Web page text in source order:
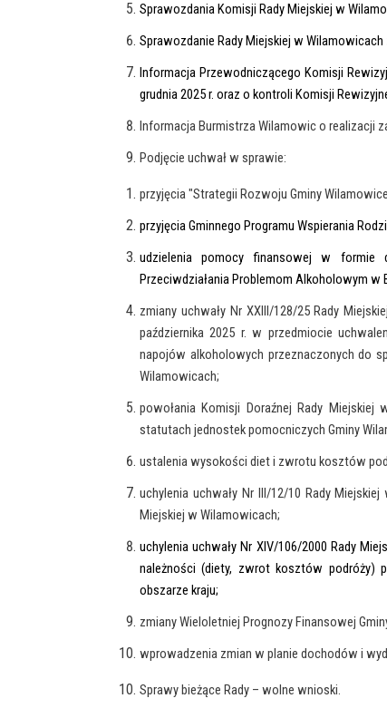
Sprawozdania Komisji Rady Miejskiej w
Sprawozdanie Rady Miejskiej w Wilamowicach
Informacja Przewodniczącego Komisji
grudnia 2025 r. oraz o kontroli Komisji
Informacja Burmistrza Wilamowic o realizacji
Podjęcie uchwał w sprawie:
przyjęcia "Strategii Rozwoju Gminy
przyjęcia Gminnego Programu Wspierania
udzielenia pomocy finansowej w formie
Przeciwdziałania Problemom Alkoholowym w
zmiany uchwały Nr XXIII/128/25 Rady
października 2025 r. w przedmiocie
napojów alkoholowych przeznaczonych do
Wilamowicach;
powołania Komisji Doraźnej Rady
statutach jednostek pomocniczych Gminy
ustalenia wysokości diet i zwrotu kosztów
uchylenia uchwały Nr III/12/10 Rady
Miejskiej w Wilamowicach;
uchylenia uchwały Nr XIV/106/2000 Rady
należności (diety, zwrot kosztów podróży)
obszarze kraju;
zmiany Wieloletniej Prognozy Finansowej
wprowadzenia zmian w planie dochodów i
Sprawy bieżące Rady – wolne wnioski.